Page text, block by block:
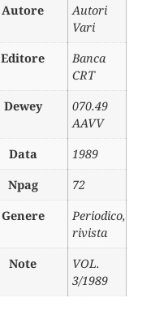
Autore
Autori
Vari
Editore
Banca
CRT
Dewey
070.49
AAVV
Data
1989
Npag
72
Genere
Periodico,
rivista
Note
VOL.
3/1989